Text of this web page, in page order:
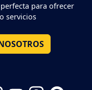
para ofrecer
servicios